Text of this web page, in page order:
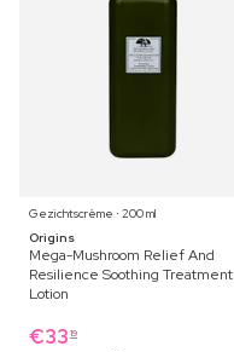
Gezichtscrème ⋅ 200 ml
Origins
Mega-Mushroom Relief And
Resilience Soothing Treatment
Lotion
€33 19